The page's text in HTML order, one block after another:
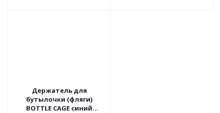
Держатель для
бутылочки (фляги)
BOTTLE CAGE синий